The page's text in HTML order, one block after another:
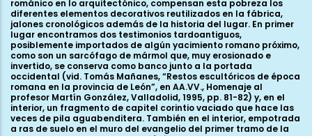
románico en lo arquitectónico, compensan esta pobreza los
diferentes elementos decorativos reutilizados en la fábrica,
jalones cronológicos además de la historia del lugar. En primer
lugar encontramos dos testimonios tardoantiguos,
posiblemente importados de algún yacimiento romano próximo,
como son un sarcófago de mármol que, muy erosionado e
invertido, se conserva como banco junto a la portada
occidental (vid. Tomás Mañanes, “Restos escultóricos de época
romana en la provincia de León”, en AA.VV., Homenaje al
profesor Martín González, Valladolid, 1995, pp. 81-82) y, en el
interior, un fragmento de capitel corintio vaciado que hace las
veces de pila aguabenditera. También en el interior, empotrada
a ras de suelo en el muro del evangelio del primer tramo de la